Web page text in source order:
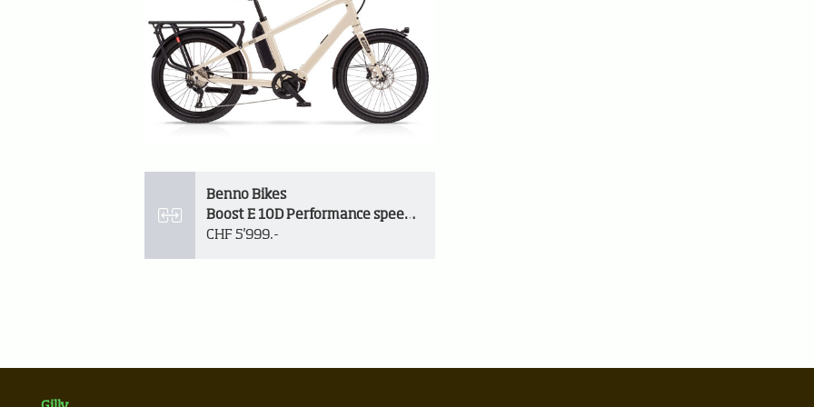
Benno Bikes
Boost E 10D Performance speed (45km/h)
CHF 5'999.-